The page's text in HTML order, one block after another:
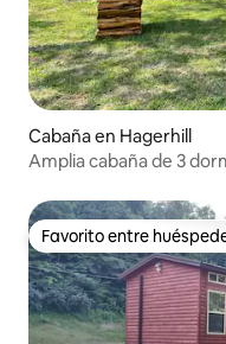
Cabaña en Hagerhill
Amplia cabaña de 3
Favorito entre
Favorito entre